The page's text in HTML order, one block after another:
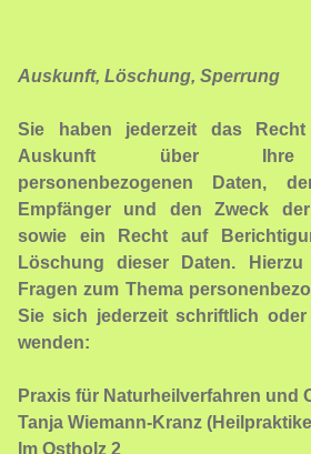
Auskunft, Löschung, Sperrung
Sie haben jederzeit das
Auskunft über Ihre
personenbezogenen Daten,
Empfänger und den Zweck der
sowie ein Recht auf
Löschung dieser Daten.
Fragen zum Thema
Sie sich jederzeit schriftlich oder
wenden:
Praxis für Naturheilverfahren und
Tanja Wiemann-Kranz
Im Ostholz 2